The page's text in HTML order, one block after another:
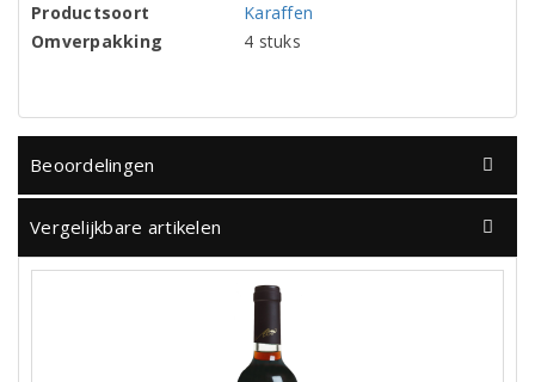
Productsoort
Karaffen
Omverpakking
4 stuks
Beoordelingen
Vergelijkbare artikelen